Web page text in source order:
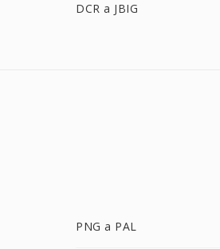
DCR a JBIG
PNG a PAL